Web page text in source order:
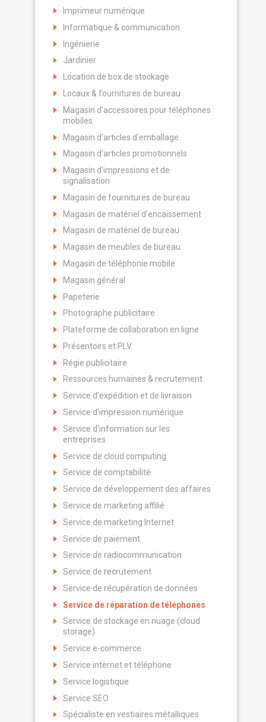
Imprimeur numérique
Informatique & communication
Ingénierie
Jardinier
Location de box de stockage
Locaux & fournitures de bureau
Magasin d'accessoires pour téléphones
mobiles
Magasin d'articles d'emballage
Magasin d'articles promotionnels
Magasin d'impressions et de
signalisation
Magasin de fournitures de bureau
Magasin de matériel d’encaissement
Magasin de matériel de bureau
Magasin de meubles de bureau
Magasin de téléphonie mobile
Magasin général
Papeterie
Photographe publicitaire
Plateforme de collaboration en ligne
Présentoirs et PLV
Régie publicitaire
Ressources humaines & recrutement
Service d'expédition et de livraison
Service d'impression numérique
Service d'information sur les
entreprises
Service de cloud computing
Service de comptabilité
Service de développement des affaires
Service de marketing affilié
Service de marketing Internet
Service de paiement
Service de radiocommunication
Service de recrutement
Service de récupération de données
Service de réparation de téléphones
Service de stockage en nuage (cloud
storage)
Service e-commerce
Service internet et téléphone
Service logistique
Service SEO
Spécialiste en vestiaires métalliques